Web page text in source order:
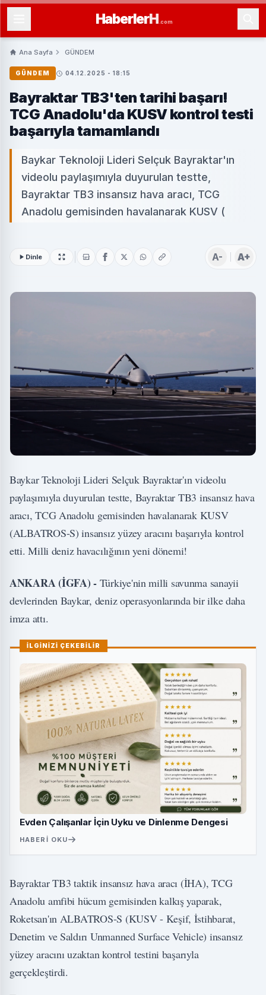
HaberlerH .com
Ana Sayfa GÜNDEM
GÜNDEM 04.12.2025 - 18:15
Bayraktar TB3'ten tarihi başarı!
TCG Anadolu'da KUSV kontrol testi
başarıyla tamamlandı
Baykar Teknoloji Lideri Selçuk Bayraktar'ın
videolu paylaşımıyla duyurulan testte,
Bayraktar TB3 insansız hava aracı, TCG
Anadolu gemisinden havalanarak KUSV (
Dinle A- A+
Baykar Teknoloji Lideri Selçuk Bayraktar'ın videolu
paylaşımıyla duyurulan testte, Bayraktar TB3 insansız hava
aracı, TCG Anadolu gemisinden havalanarak KUSV
(ALBATROS-S) insansız yüzey aracını başarıyla kontrol
etti. Milli deniz havacılığının yeni dönemi!
ANKARA (İGFA) - Türkiye'nin milli savunma sanayii
devlerinden Baykar, deniz operasyonlarında bir ilke daha
imza attı.
İLGİNİZİ ÇEKEBİLİR
Evden Çalışanlar İçin Uyku ve Dinlenme Dengesi
HABERI OKU
Bayraktar TB3 taktik insansız hava aracı (İHA), TCG
Anadolu amfibi hücum gemisinden kalkış yaparak,
Roketsan'ın ALBATROS-S (KUSV - Keşif, İstihbarat,
Denetim ve Saldırı Unmanned Surface Vehicle) insansız
yüzey aracını uzaktan kontrol testini başarıyla
gerçekleştirdi.